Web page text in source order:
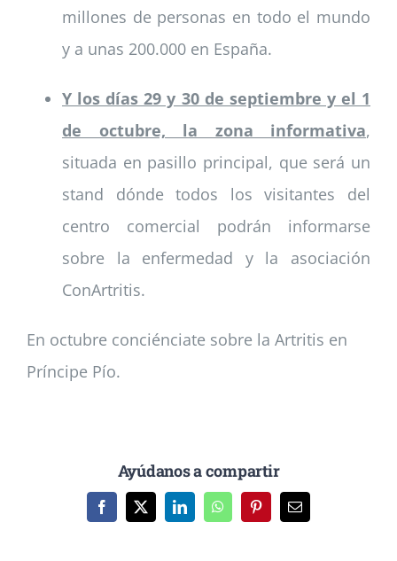
millones de personas en todo el mundo
y a unas 200.000 en España.
Y los días 29 y 30 de septiembre y el 1
de octubre, la zona informativa,
situada en pasillo principal, que será un
stand dónde todos los visitantes del
centro comercial podrán informarse
sobre la enfermedad y la asociación
ConArtritis.
En octubre conciénciate sobre la Artritis en
Príncipe Pío.
Ayúdanos a compartir
Facebook
X LinkedInWhatsAppPinterestCorreo